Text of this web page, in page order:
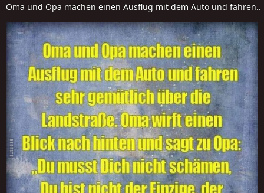
Oma und Opa machen einen Ausflug mit dem Auto und fahren..